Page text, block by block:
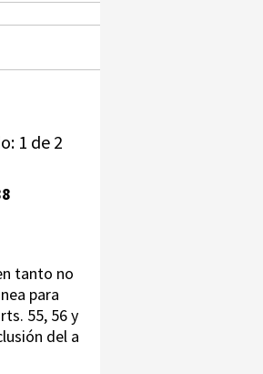
1 de 2
tanto no
para
55, 56 y
del a